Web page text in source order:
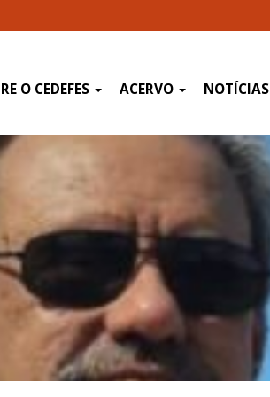
O CEDEFES ACERVO NOTÍCIAS